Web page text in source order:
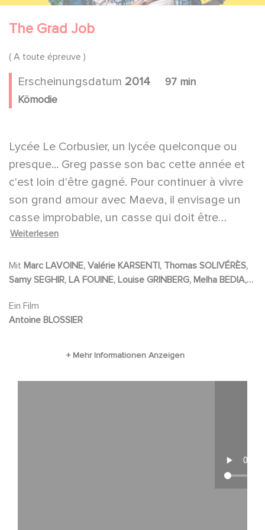
The Grad Job
( A toute épreuve )
Erscheinungsdatum 2014
97 min
Kömodie
Lycée Le Corbusier, un lycée quelconque ou
presque... Greg passe son bac cette année et
c'est loin d'être gagné. Pour continuer à vivre
son grand amour avec Maeva, il envisage un
casse improbable, un casse qui doit être
invisible et pour cela il monte une équipe, leur
Weiterlesen
Mit
Samy SEGHIR, LA FOUINE, Louise GRINBERG, Melha BEDIA,
Ein Film
Antoine BLOSSIER